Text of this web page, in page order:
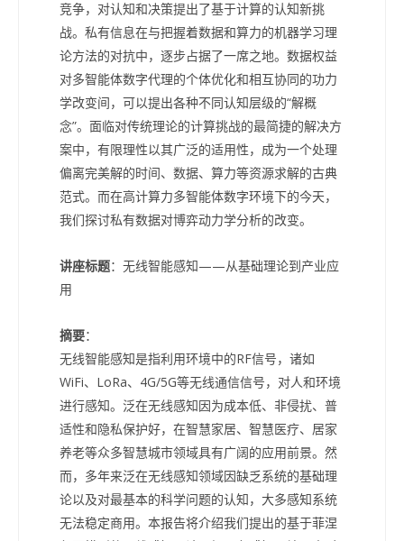
竞争，对认知和决策提出了基于计算的认知新挑
战。私有信息在与把握着数据和算力的机器学习理
论方法的对抗中，逐步占据了一席之地。数据权益
对多智能体数字代理的个体优化和相互协同的功力
学改变间，可以提出各种不同认知层级的“解概
念”。面临对传统理论的计算挑战的最简捷的解决方
案中，有限理性以其广泛的适用性，成为一个处理
偏离完美解的时间、数据、算力等资源求解的古典
范式。而在高计算力多智能体数字环境下的今天，
我们探讨私有数据对博弈动力学分析的改变。
讲座标题：无线智能感知——从基础理论到产业应
用
摘要：
无线智能感知是指利用环境中的RF信号，诸如
WiFi、LoRa、4G/5G等无线通信信号，对人和环境
进行感知。泛在无线感知因为成本低、非侵扰、普
适性和隐私保护好，在智慧家居、智慧医疗、居家
养老等众多智慧城市领域具有广阔的应用前景。然
而，多年来泛在无线感知领域因缺乏系统的基础理
论以及对最基本的科学问题的认知，大多感知系统
无法稳定商用。本报告将介绍我们提出的基于菲涅